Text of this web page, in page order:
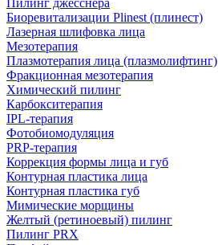
Пилинг джесснера
Биоревитализации Plinest (плинест)
Лазерная шлифовка лица
Мезотерапия
Плазмотерапия лица (плазмолифтинг)
Фракционная мезотерапия
Химический пилинг
Карбокситерапия
IPL‑терапия
Фотобиомодуляция
PRP-терапия
Коррекция формы лица и губ
Контурная пластика лица
Контурная пластика губ
Мимические морщины
Желтый (ретиноевый) пилинг
Пилинг PRX